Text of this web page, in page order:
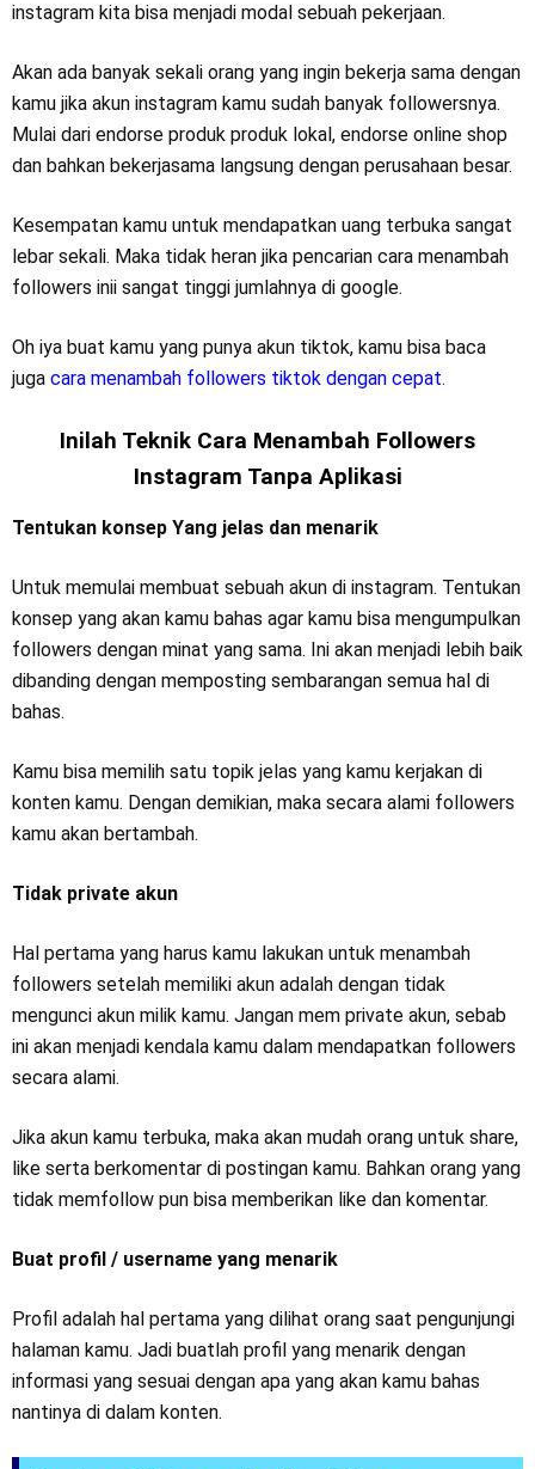
instagram kita bisa menjadi modal sebuah pekerjaan.
Akan ada banyak sekali orang yang ingin bekerja sama dengan
kamu jika akun instagram kamu sudah banyak followersnya.
Mulai dari endorse produk produk lokal, endorse online shop
dan bahkan bekerjasama langsung dengan perusahaan besar.
Kesempatan kamu untuk mendapatkan uang terbuka sangat
lebar sekali. Maka tidak heran jika pencarian cara menambah
followers inii sangat tinggi jumlahnya di google.
Oh iya buat kamu yang punya akun tiktok, kamu bisa baca
juga cara menambah followers tiktok dengan cepat.
Inilah Teknik Cara Menambah Followers
Instagram Tanpa Aplikasi
Tentukan konsep Yang jelas dan menarik
Untuk memulai membuat sebuah akun di instagram. Tentukan
konsep yang akan kamu bahas agar kamu bisa mengumpulkan
followers dengan minat yang sama. Ini akan menjadi lebih baik
dibanding dengan memposting sembarangan semua hal di
bahas.
Kamu bisa memilih satu topik jelas yang kamu kerjakan di
konten kamu. Dengan demikian, maka secara alami followers
kamu akan bertambah.
Tidak private akun
Hal pertama yang harus kamu lakukan untuk menambah
followers setelah memiliki akun adalah dengan tidak
mengunci akun milik kamu. Jangan mem private akun, sebab
ini akan menjadi kendala kamu dalam mendapatkan followers
secara alami.
Jika akun kamu terbuka, maka akan mudah orang untuk share,
like serta berkomentar di postingan kamu. Bahkan orang yang
tidak memfollow pun bisa memberikan like dan komentar.
Buat profil / username yang menarik
Profil adalah hal pertama yang dilihat orang saat pengunjungi
halaman kamu. Jadi buatlah profil yang menarik dengan
informasi yang sesuai dengan apa yang akan kamu bahas
nantinya di dalam konten.